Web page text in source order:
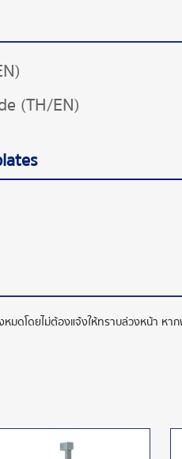
(TH/EN)
มดโดยไม่ต้องแจ้งให้ทราบล่วงหน้า ห